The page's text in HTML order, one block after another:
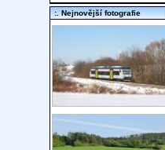
:. Nejnovější fotografie